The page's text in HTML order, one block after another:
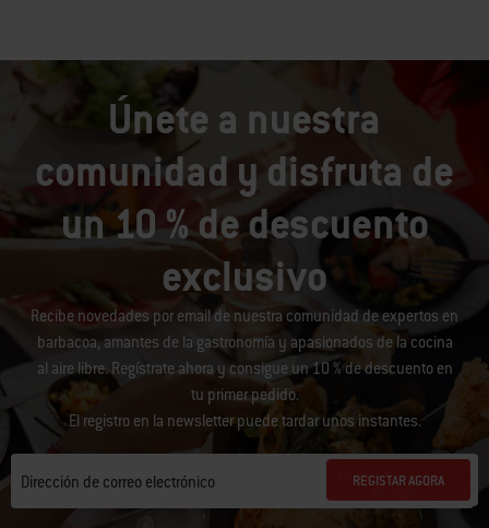
Únete a nuestra
comunidad y disfruta de
un 10 % de descuento
exclusivo
Recibe novedades por email de nuestra comunidad de expertos en
barbacoa, amantes de la gastronomía y apasionados de la cocina
al aire libre. Regístrate ahora y consigue un 10 % de descuento en
tu primer pedido.
El registro en la newsletter puede tardar unos instantes.
Dirección de correo electrónico REGISTAR AGORA